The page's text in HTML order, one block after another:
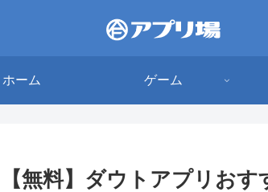
ホーム ゲーム
【無料】ダウトアプリお